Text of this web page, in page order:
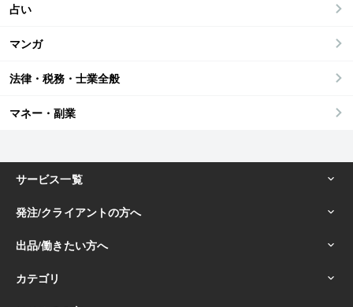
占い
マンガ
法律・税務・士業全般
マネー・副業